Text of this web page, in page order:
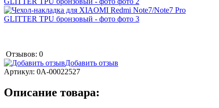
Отзывов: 0
Добавить отзыв
Артикул: 0А-00022527
Описание товара: